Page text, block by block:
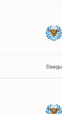
Daegu